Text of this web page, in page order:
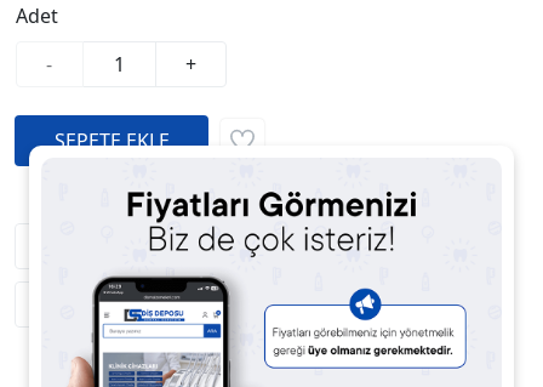
Adet
-
+
Fiyatı Düşünce Haber Ver
Satıcıya Soru Sor